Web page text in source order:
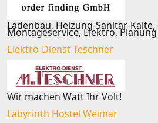
Ladenbau, Heizung-Sanitär-
Montageservice, Elektro, Planung
Elektro-Dienst Teschner
Wir machen Watt Ihr Volt!
Labyrinth Hostel Weimar